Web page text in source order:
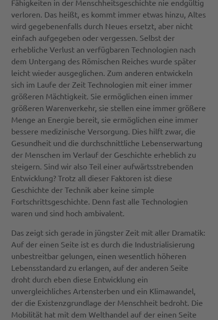
Fähigkeiten in der Menschheitsgeschichte nie endgültig
verloren. Das heißt, es kommt immer etwas hinzu, Altes
wird gegebenenfalls durch Neues ersetzt, aber nicht
einfach aufgegeben oder vergessen. Selbst der
erhebliche Verlust an verfügbaren Technologien nach
dem Untergang des Römischen Reiches wurde später
leicht wieder ausgeglichen. Zum anderen entwickeln
sich im Laufe der Zeit Technologien mit einer immer
größeren Mächtigkeit. Sie ermöglichen einen immer
größeren Warenverkehr, sie stellen eine immer größere
Menge an Energie bereit, sie ermöglichen eine immer
bessere medizinische Versorgung. Dies hilft zwar, die
Gesundheit und die durchschnittliche Lebenserwartung
der Menschen im Verlauf der Geschichte erheblich zu
steigern. Sind wir also Teil einer aufwärtsstrebenden
Entwicklung? Trotz all dieser Faktoren ist diese
Geschichte der Technik aber keine simple
Fortschrittsgeschichte. Denn fast alle Technologien
waren und sind hoch ambivalent.
Das zeigt sich gerade in jüngster Zeit mit aller Dramatik:
Auf der einen Seite ist es durch die Industrialisierung
unbestreitbar gelungen, einen wesentlich höheren
Lebensstandard zu erlangen, auf der anderen Seite
droht durch eben diese Entwicklung ein
unvergleichliches Artensterben und ein Klimawandel,
der die Existenzgrundlage der Menschheit bedroht. Die
Mobilität hat mit dem Welthandel auf der einen Seite